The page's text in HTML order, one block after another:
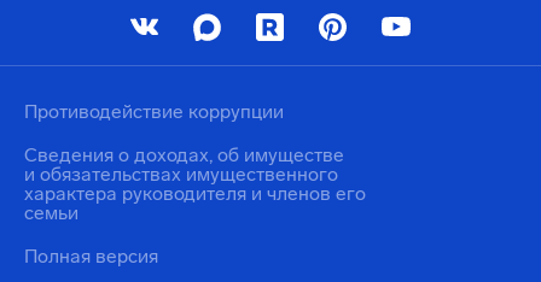
Противодействие коррупции
Сведения о доходах, об имуществе
и обязательствах имущественного
характера руководителя и членов его
семьи
Полная версия